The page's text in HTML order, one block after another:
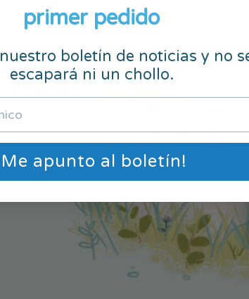
primer pedido
boletín de noticias y no
escapará ni un chollo.
apunto al boletín!